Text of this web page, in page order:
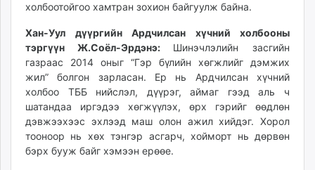
холбоотойгоо хамтран зохион байгуулж байна.
Хан-Уул дүүргийн Ардчилсан хүчний холбооны
тэргүүн Ж.Соёл-Эрдэнэ: Шинэчлэлийн засгийн
газраас 2014 оныг “Гэр бүлийн хөгжлийг дэмжих
жил” болгон зарласан. Ер нь Ардчилсан хүчний
холбоо ТББ нийслэл, дүүрэг, аймаг гээд аль ч
шатандаа иргэдээ хөгжүүлэх, өрх гэрийг өөдлөн
дэвжээхээс эхлээд маш олон ажил хийдэг. Хорол
тооноор нь хөх тэнгэр асгарч, хойморт нь дөрвөн
бэрх бууж байг хэмээн ерөөе.